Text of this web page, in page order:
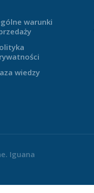
warunki
wiedzy
Iguana